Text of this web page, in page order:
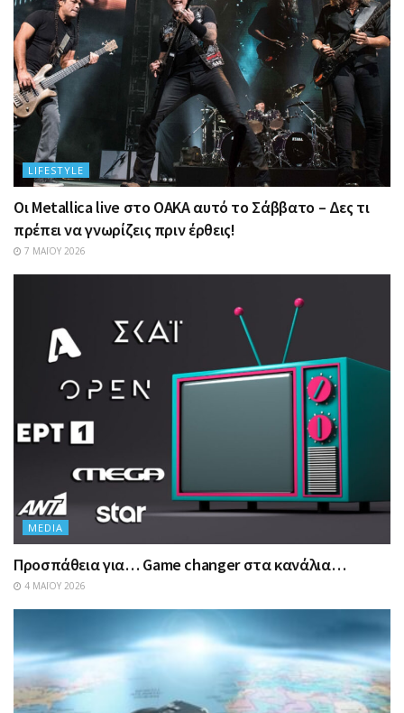
LIFESTYLE
Οι Metallica live στο ΟΑΚΑ αυτό το Σάββατο – Δες τι
πρέπει να γνωρίζεις πριν έρθεις!
7 ΜΑΪ́ΟΥ 2026
MEDIA
Προσπάθεια για… Game changer στα κανάλια…
4 ΜΑΪ́ΟΥ 2026